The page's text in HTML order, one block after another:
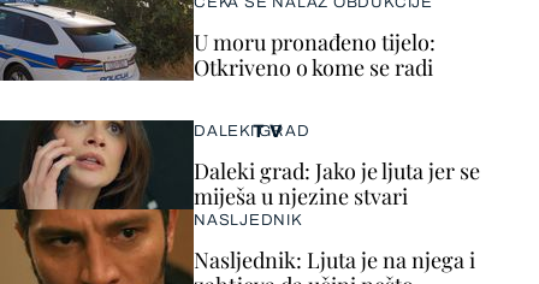
U moru pronađeno tijelo:
Otkriveno o kome se radi
TV
DALEKI GRAD
Daleki grad: Jako je ljuta jer se
miješa u njezine stvari
NASLJEDNIK
Nasljednik: Ljuta je na njega i